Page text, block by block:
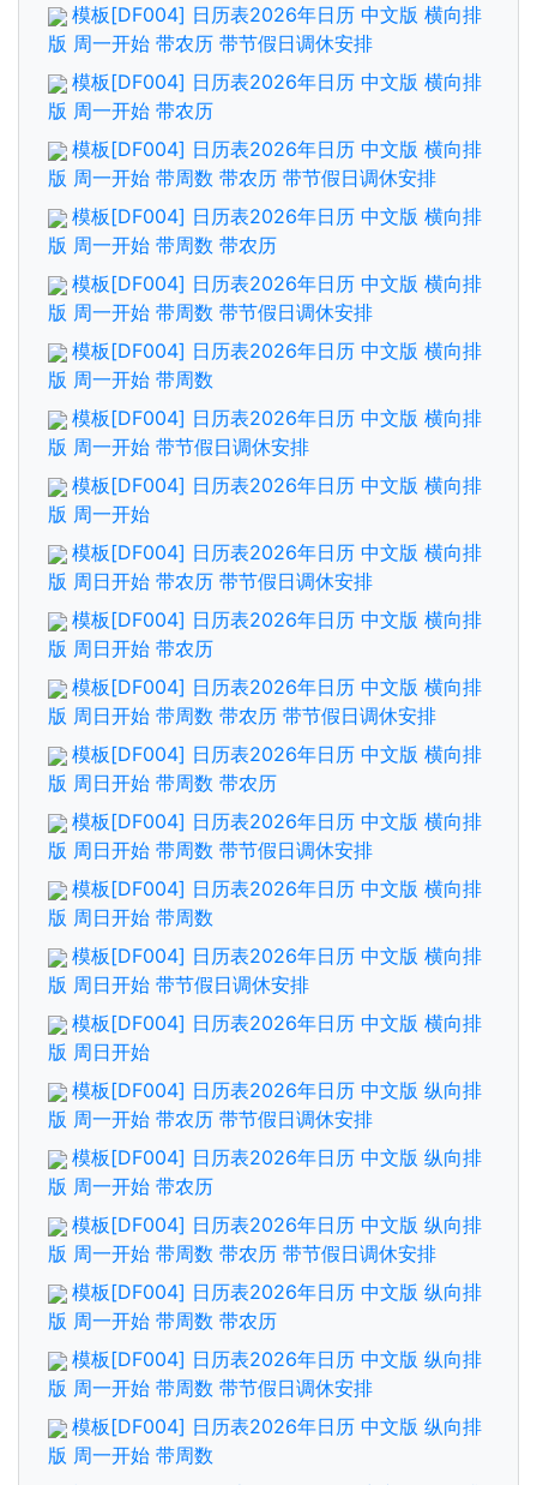
模板[DF004] 日历表2026年日历 中文版 横向排
版 周一开始 带农历 带节假日调休安排
模板[DF004] 日历表2026年日历 中文版 横向排
版 周一开始 带农历
模板[DF004] 日历表2026年日历 中文版 横向排
版 周一开始 带周数 带农历 带节假日调休安排
模板[DF004] 日历表2026年日历 中文版 横向排
版 周一开始 带周数 带农历
模板[DF004] 日历表2026年日历 中文版 横向排
版 周一开始 带周数 带节假日调休安排
模板[DF004] 日历表2026年日历 中文版 横向排
版 周一开始 带周数
模板[DF004] 日历表2026年日历 中文版 横向排
版 周一开始 带节假日调休安排
模板[DF004] 日历表2026年日历 中文版 横向排
版 周一开始
模板[DF004] 日历表2026年日历 中文版 横向排
版 周日开始 带农历 带节假日调休安排
模板[DF004] 日历表2026年日历 中文版 横向排
版 周日开始 带农历
模板[DF004] 日历表2026年日历 中文版 横向排
版 周日开始 带周数 带农历 带节假日调休安排
模板[DF004] 日历表2026年日历 中文版 横向排
版 周日开始 带周数 带农历
模板[DF004] 日历表2026年日历 中文版 横向排
版 周日开始 带周数 带节假日调休安排
模板[DF004] 日历表2026年日历 中文版 横向排
版 周日开始 带周数
模板[DF004] 日历表2026年日历 中文版 横向排
版 周日开始 带节假日调休安排
模板[DF004] 日历表2026年日历 中文版 横向排
版 周日开始
模板[DF004] 日历表2026年日历 中文版 纵向排
版 周一开始 带农历 带节假日调休安排
模板[DF004] 日历表2026年日历 中文版 纵向排
版 周一开始 带农历
模板[DF004] 日历表2026年日历 中文版 纵向排
版 周一开始 带周数 带农历 带节假日调休安排
模板[DF004] 日历表2026年日历 中文版 纵向排
版 周一开始 带周数 带农历
模板[DF004] 日历表2026年日历 中文版 纵向排
版 周一开始 带周数 带节假日调休安排
模板[DF004] 日历表2026年日历 中文版 纵向排
版 周一开始 带周数